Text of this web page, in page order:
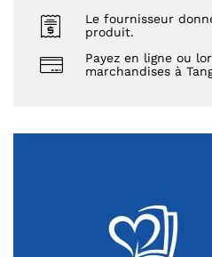
Le fournisseur
produit.
Payez en ligne ou
marchandises à